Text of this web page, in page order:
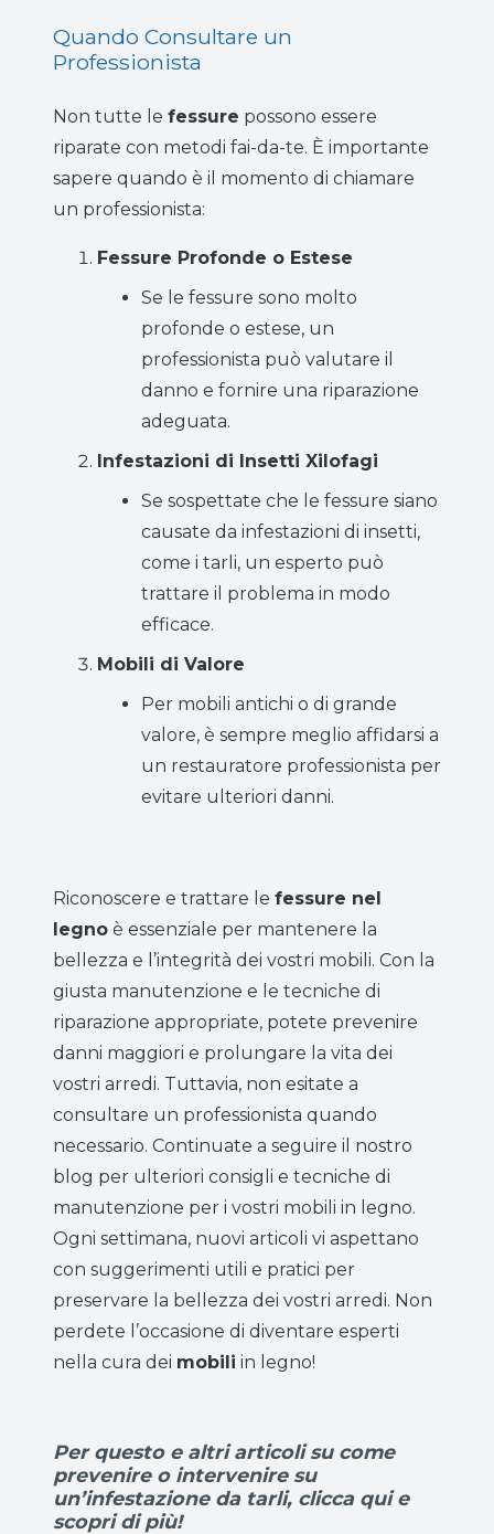
Quando Consultare un
Professionista
Non tutte le fessure possono essere
riparate con metodi fai-da-te. È importante
sapere quando è il momento di chiamare
un professionista:
Fessure Profonde o Estese
Se le fessure sono molto
profonde o estese, un
professionista può valutare il
danno e fornire una riparazione
adeguata.
Infestazioni di Insetti Xilofagi
Se sospettate che le fessure siano
causate da infestazioni di insetti,
come i tarli, un esperto può
trattare il problema in modo
efficace.
Mobili di Valore
Per mobili antichi o di grande
valore, è sempre meglio affidarsi a
un restauratore professionista per
evitare ulteriori danni.
Riconoscere e trattare le fessure nel
legno è essenziale per mantenere la
bellezza e l’integrità dei vostri mobili. Con la
giusta manutenzione e le tecniche di
riparazione appropriate, potete prevenire
danni maggiori e prolungare la vita dei
vostri arredi. Tuttavia, non esitate a
consultare un professionista quando
necessario. Continuate a seguire il nostro
blog per ulteriori consigli e tecniche di
manutenzione per i vostri mobili in legno.
Ogni settimana, nuovi articoli vi aspettano
con suggerimenti utili e pratici per
preservare la bellezza dei vostri arredi. Non
perdete l’occasione di diventare esperti
nella cura dei mobili in legno!
Per questo e altri articoli su come
prevenire o intervenire su
un’infestazione da tarli, clicca qui e
scopri di più!